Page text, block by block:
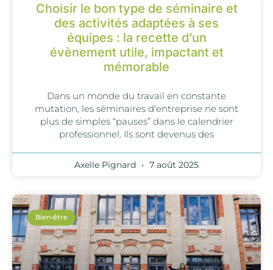
Choisir le bon type de séminaire et
des activités adaptées à ses
équipes : la recette d’un
évènement utile, impactant et
mémorable
Dans un monde du travail en constante
mutation, les séminaires d’entreprise ne sont
plus de simples “pauses” dans le calendrier
professionnel. Ils sont devenus des
Axelle Pignard 7 août 2025
Bien-être